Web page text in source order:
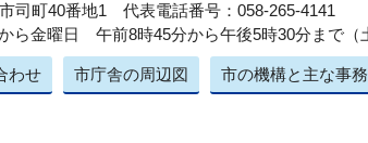
司町40番地1 代表電話番号：058-265-4141
ら金曜日 午前8時45分から午後5時30分まで（
わせ 市庁舎の周辺図 市の機構と主な事務